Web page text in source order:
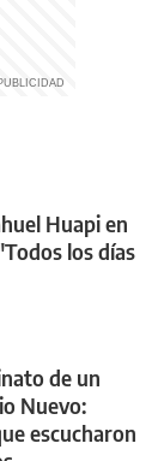
Huapi en
los días
de un
Nuevo:
escucharon